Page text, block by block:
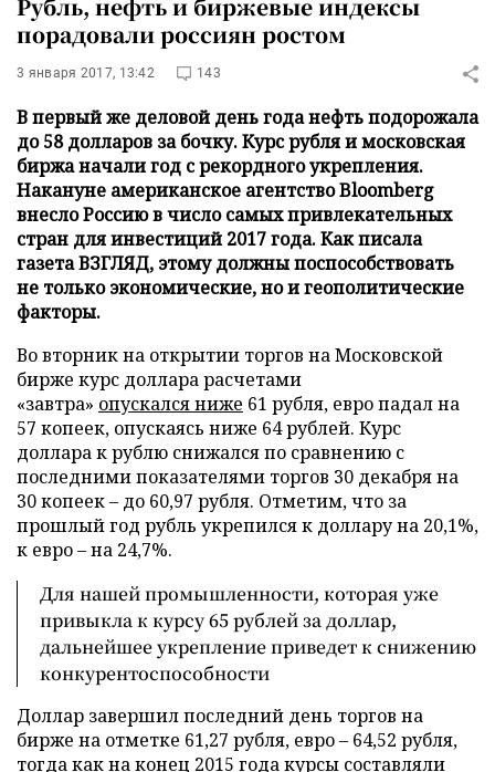
Рубль, нефть и биржевые индексы
порадовали россиян ростом
3 января 2017, 13:42 143
В первый же деловой день года нефть подорожала
до 58 долларов за бочку. Курс рубля и московская
биржа начали год с рекордного укрепления.
Накануне американское агентство Bloomberg
внесло Россию в число самых привлекательных
стран для инвестиций 2017 года. Как писала
газета ВЗГЛЯД, этому должны поспособствовать
не только экономические, но и геополитические
факторы.
Во вторник на открытии торгов на Московской
бирже курс доллара расчетами
«завтра» опускался ниже 61 рубля, евро падал на
57 копеек, опускаясь ниже 64 рублей. Курс
доллара к рублю снижался по сравнению с
последними показателями торгов 30 декабря на
30 копеек – до 60,97 рубля. Отметим, что за
прошлый год рубль укрепился к доллару на 20,1%,
к евро – на 24,7%.
Для нашей промышленности, которая уже
привыкла к курсу 65 рублей за доллар,
дальнейшее укрепление приведет к снижению
конкурентоспособности
Доллар завершил последний день торгов на
бирже на отметке 61,27 рубля, евро – 64,52 рубля,
тогда как на конец 2015 года курсы составляли